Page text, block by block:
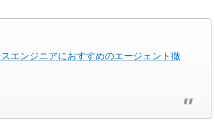
エンジニアにおすすめのエージェント徹